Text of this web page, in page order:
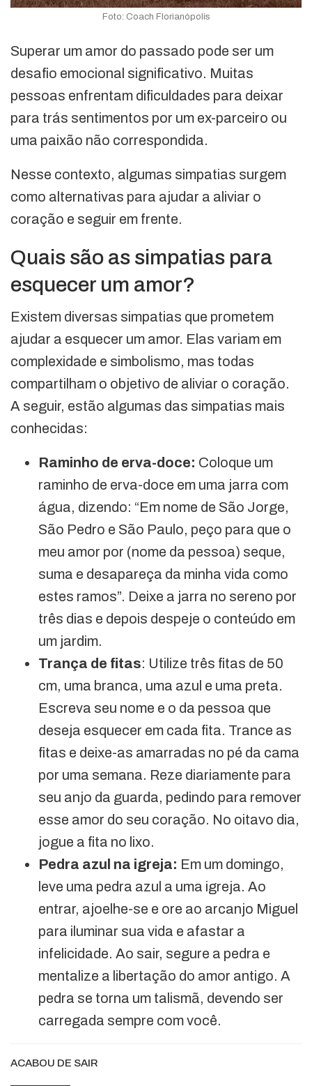
Foto: Coach Florianópolis
Superar um amor do passado pode ser um
desafio emocional significativo. Muitas
pessoas enfrentam dificuldades para deixar
para trás sentimentos por um ex-parceiro ou
uma paixão não correspondida.
Nesse contexto, algumas simpatias surgem
como alternativas para ajudar a aliviar o
coração e seguir em frente.
Quais são as simpatias para
esquecer um amor?
Existem diversas simpatias que prometem
ajudar a esquecer um amor. Elas variam em
complexidade e simbolismo, mas todas
compartilham o objetivo de aliviar o coração.
A seguir, estão algumas das simpatias mais
conhecidas:
Raminho de erva-doce: Coloque um
raminho de erva-doce em uma jarra com
água, dizendo: “Em nome de São Jorge,
São Pedro e São Paulo, peço para que o
meu amor por (nome da pessoa) seque,
suma e desapareça da minha vida como
estes ramos”. Deixe a jarra no sereno por
três dias e depois despeje o conteúdo em
um jardim.
Trança de fitas: Utilize três fitas de 50
cm, uma branca, uma azul e uma preta.
Escreva seu nome e o da pessoa que
deseja esquecer em cada fita. Trance as
fitas e deixe-as amarradas no pé da cama
por uma semana. Reze diariamente para
seu anjo da guarda, pedindo para remover
esse amor do seu coração. No oitavo dia,
jogue a fita no lixo.
Pedra azul na igreja: Em um domingo,
leve uma pedra azul a uma igreja. Ao
entrar, ajoelhe-se e ore ao arcanjo Miguel
para iluminar sua vida e afastar a
infelicidade. Ao sair, segure a pedra e
mentalize a libertação do amor antigo. A
pedra se torna um talismã, devendo ser
carregada sempre com você.
ACABOU DE SAIR